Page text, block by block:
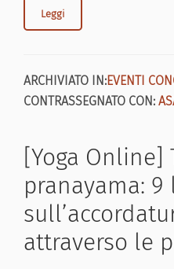
Leggi
ARCHIVIATO IN:EVENTI
CONTRASSEGNATO CON:
[Yoga Online]
pranayama: 9
attraverso le